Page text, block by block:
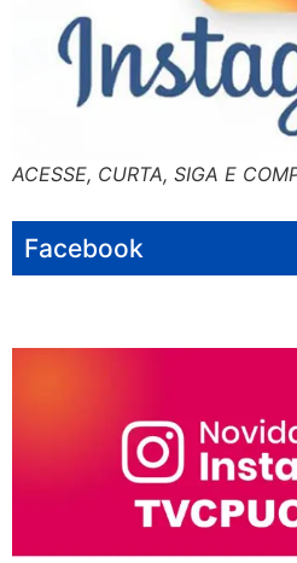
ACESSE, CURTA, SIGA E
Facebook